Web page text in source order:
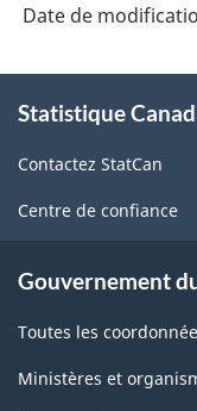
Date de
propos
ce
site
Statistique
Contactez StatCan
Centre de confiance
Gouvernement
Toutes les
Ministères et